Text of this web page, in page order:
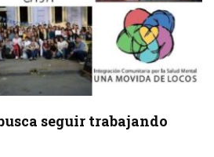
seguir trabajando